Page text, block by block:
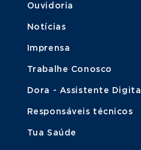
Ouvidoria
Notícias
Imprensa
Trabalhe Conosco
Dora - Assistente Digital
Responsáveis técnicos
Tua Saúde